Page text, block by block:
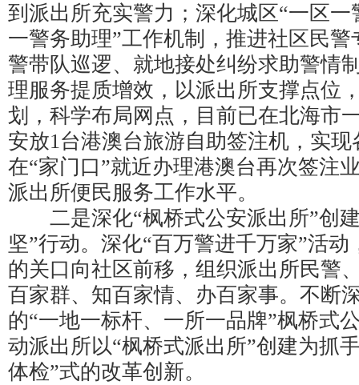
到派出所充实警力；深化城区“一区一
一警务助理”工作机制，推进社区民
警带队巡逻、就地接处纠纷求助警情
理服务提质增效，以派出所支撑点位
划，科学布局网点，目前已在北海市
安放1台港澳台旅游自助签注机，实
在“家门口”就近办理港澳台再次签注
派出所便民服务工作水平。
二是深化“枫桥式公安派出所”创建
坚”行动。深化“百万警进千万家”活
的关口向社区前移，组织派出所民警
百家群、知百家情、办百家事。不断
的“一地一标杆、一所一品牌”枫桥式
动派出所以“枫桥式派出所”创建为抓
体检”式的改革创新。